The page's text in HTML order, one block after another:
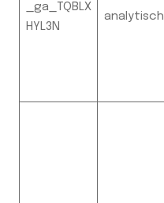
_ga_TQBLX
HYL3N
analytisch